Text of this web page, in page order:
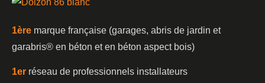
1ère marque française (garages, abris de jardin et
garabris®️ en béton et en béton aspect bois)
1er réseau de professionnels installateurs